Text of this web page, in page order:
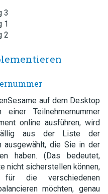
3
1
2
auf dem Desktop
Teilnehmernummer
online ausführen, wird
aus der Liste der
ausgewählt, die Sie in der
haben. (Das bedeutet,
nicht sicherstellen können,
die verschiedenen
möchten, genau